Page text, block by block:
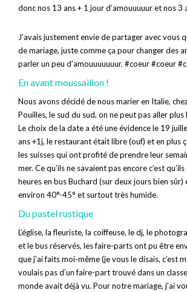
donc nos 13 ans + 1 jour d’amouuuuur et nos 3
J’avais justement envie de partager avec vous
de mariage, juste comme ça pour changer des
parler un peu d’amouuuuuuur. #coeur #coeur
En avant moussaillon !
Nous avons décidé de nous marier en Italie,
Pouilles, le sud du sud, on ne peut pas aller plus
Le choix de la date a été une évidence le 19
ans +1j, le restaurant était libre (ouf) et en plus
les suisses qui ont profité de prendre leur
mer. Ce qu’ils ne savaient pas encore c’est
heures en bus Buchard (sur deux jours bien sûr)
environ 40°-45° et surtout très humide.
Du pastel rustique
L’église, la fleuriste, la coiffeuse, le dj, le
et le bus réservés, les faire-parts ont pu être
que j’ai faits moi-même (je vous le disais, c’est
voulais pas d’un faire-part trouvé dans un
monde avait déjà vu. Pour notre mariage, j’ai